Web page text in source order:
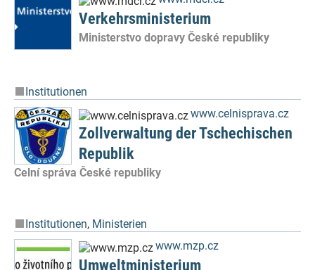
Verkehrsministerium
Ministerstvo dopravy České republiky
Institutionen
www.celnisprava.cz
Zollverwaltung der Tschechischen
Republik
Celní správa České republiky
Institutionen Ministerien
www.mzp.cz
Umweltministerium